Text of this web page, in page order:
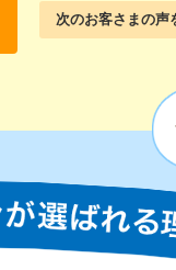
次のお客さまの声